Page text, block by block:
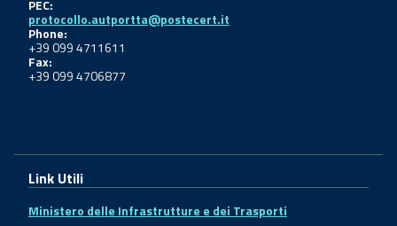
PEC:
protocollo.autportta@postecert.it
Phone:
+39 099 4711611
Fax:
+39 099 4706877
Link Utili
Ministero delle Infrastrutture e dei Trasporti